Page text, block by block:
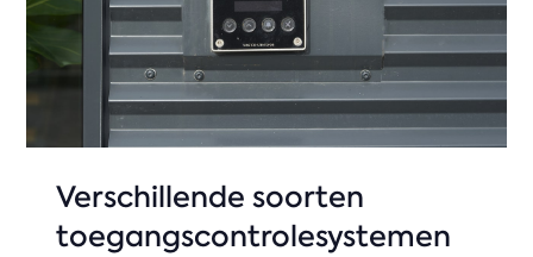
Verschillende soorten
toegangscontrolesystemen